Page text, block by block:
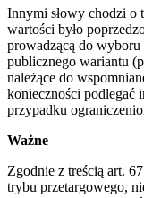
Innymi słowy chodzi o
wartości było
prowadzącą do wyboru
publicznego wariantu
należące do
konieczności podlegać
przypadku
Ważne
Zgodnie z treścią art.
trybu przetargowego,